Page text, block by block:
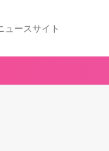
ュースサイト